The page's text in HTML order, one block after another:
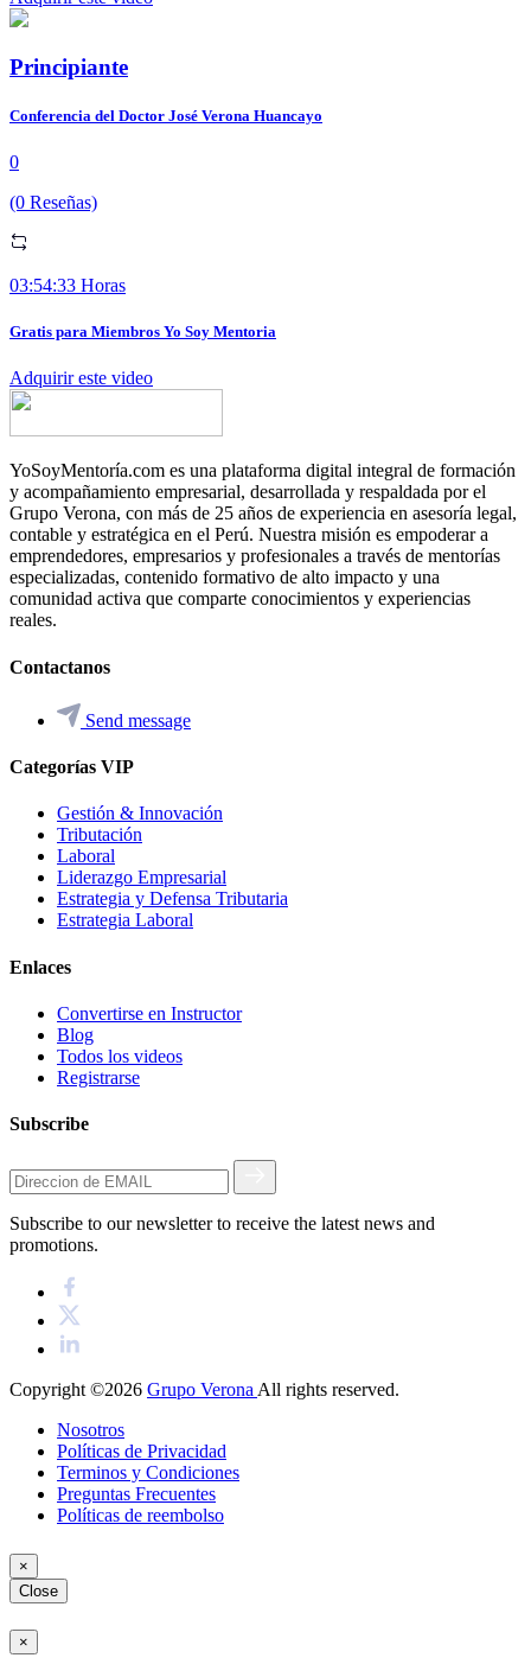
Principiante
Conferencia del Doctor José Verona Huancayo
0
(0 Reseñas)
03:54:33 Horas
Gratis para Miembros Yo Soy Mentoria
Adquirir este video
YoSoyMentoría.com es una plataforma digital integral de formación
y acompañamiento empresarial, desarrollada y respaldada por el
Grupo Verona, con más de 25 años de experiencia en asesoría legal,
contable y estratégica en el Perú. Nuestra misión es empoderar a
emprendedores, empresarios y profesionales a través de mentorías
especializadas, contenido formativo de alto impacto y una
comunidad activa que comparte conocimientos y experiencias
reales.
Contactanos
Send message
Categorías VIP
Gestión & Innovación
Tributación
Laboral
Liderazgo Empresarial
Estrategia y Defensa Tributaria
Estrategia Laboral
Enlaces
Convertirse en Instructor
Blog
Todos los videos
Registrarse
Subscribe
Subscribe to our newsletter to receive the latest news and
promotions.
Copyright ©2026 Grupo Verona All rights reserved.
Nosotros
Políticas de Privacidad
Terminos y Condiciones
Preguntas Frecuentes
Políticas de reembolso
×
Close
×